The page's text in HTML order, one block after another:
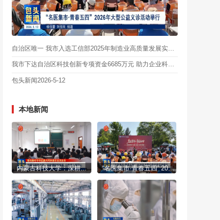
我市下达自治区科技创新专项资金6685万元 助力企业科技创新
包头新闻2026-5-12
本地新闻
内蒙古科技大学：深耕课程筑根基 立体育人铸同心 “名医集市·青春五四” 2026年大型公益义诊活动举行